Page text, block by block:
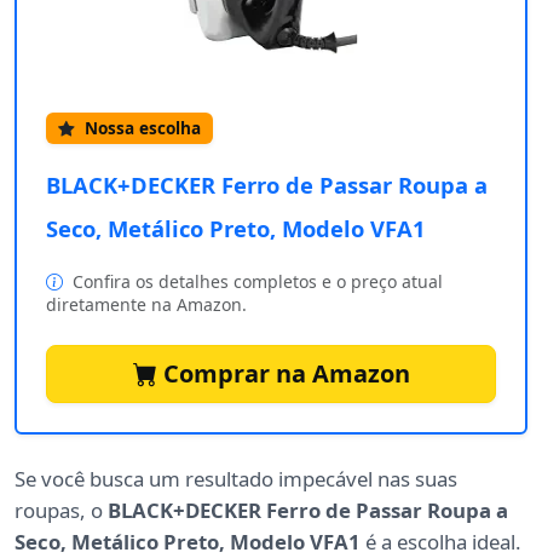
Nossa escolha
BLACK+DECKER Ferro de Passar Roupa a
Seco, Metálico Preto, Modelo VFA1
Confira os detalhes completos e o preço atual
diretamente na Amazon.
Comprar na Amazon
Se você busca um resultado impecável nas suas
roupas, o BLACK+DECKER Ferro de Passar Roupa a
Seco, Metálico Preto, Modelo VFA1 é a escolha ideal.